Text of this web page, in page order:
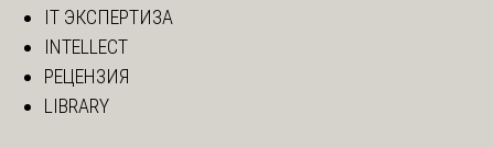
IT ЭКСПЕРТИЗА
INTELLECT
РЕЦЕНЗИЯ
LIBRARY